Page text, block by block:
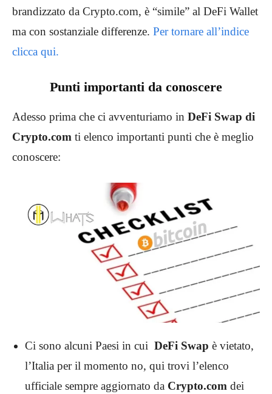
brandizzato da Crypto.com, è “simile” al DeFi Wallet
ma con sostanziale differenze. Per tornare all’indice
clicca qui.
Punti importanti da conoscere
Adesso prima che ci avventuriamo in DeFi Swap di
Crypto.com ti elenco importanti punti che è meglio
conoscere:
Ci sono alcuni Paesi in cui DeFi Swap è vietato,
l’Italia per il momento no, qui trovi l’elenco
ufficiale sempre aggiornato da Crypto.com dei